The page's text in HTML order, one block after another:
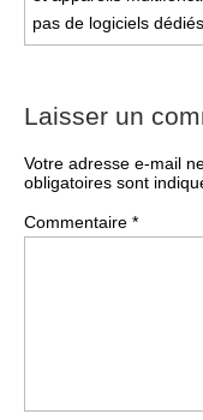
pas de logiciels
Laisser un
Votre adresse e-mail
obligatoires sont
Commentaire *